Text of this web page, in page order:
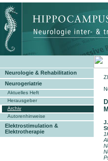
Neurologie & Rehabilitation
Neurogeriatrie
Aktuelles Heft
Herausgeber
Archiv
Autorenhinweise
Elektrostimulation &
Elektrotherapie